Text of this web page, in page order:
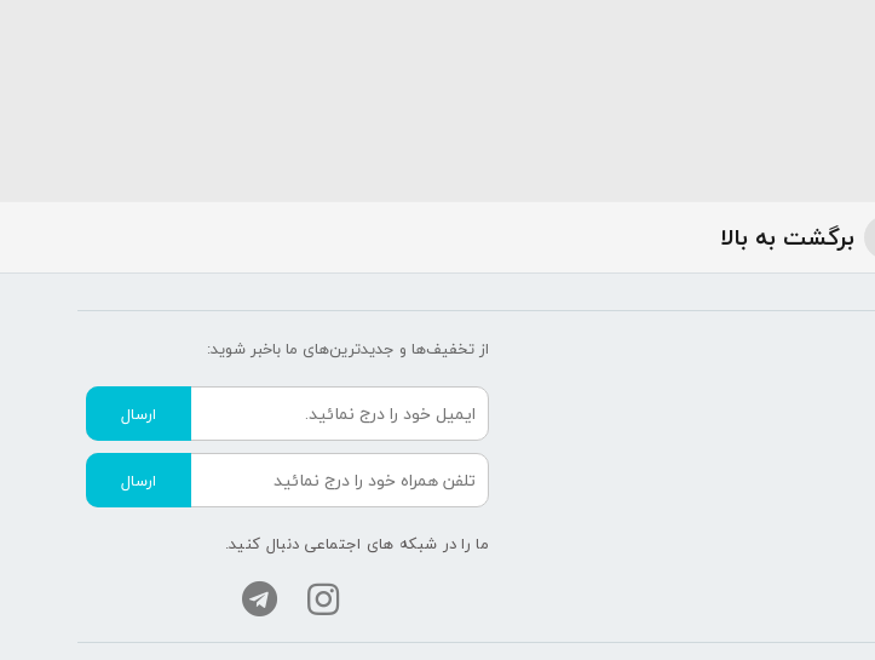
برگشت به بالا
از تخفیف‌ها و جدیدترین‌های ما‌ باخبر شوید:
ارسال
ارسال
ما را در شبکه های اجتماعی دنبال کنید.